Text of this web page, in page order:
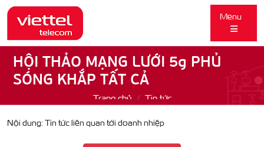
Menu
HỘI THẢO MẠNG LƯỚI 5g PHỦ
SÓNG KHẮP TẤT CẢ
Trang chủ Tin tức
Nội dung: Tin tức liên quan tới doanh nhiệp